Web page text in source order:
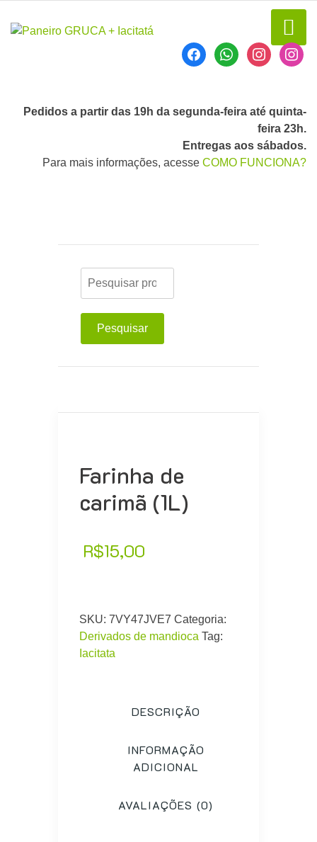
Pedidos a partir das 19h da segunda-feira até quinta-
feira 23h.
Entregas aos sábados.
Para mais informações, acesse COMO FUNCIONA?
Farinha de
carimã (1L)
R$15,00
SKU:7VY47JVE7 Categoria:
Derivados de mandioca Tag:
Iacitata
DESCRIÇÃO
INFORMAÇÃO
ADICIONAL
AVALIAÇÕES (0)
Pesquisar